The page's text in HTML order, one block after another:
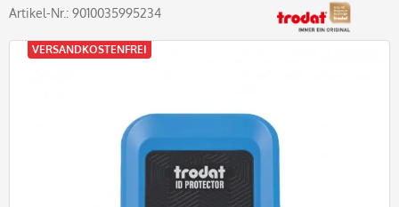
Artikel-Nr.: 9010035995234
VERSANDKOSTENFREI